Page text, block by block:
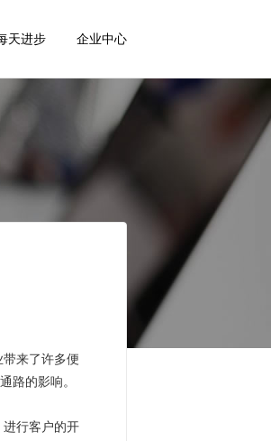
天进步 企业中心
来了许多便
路的影响。
行客户的开